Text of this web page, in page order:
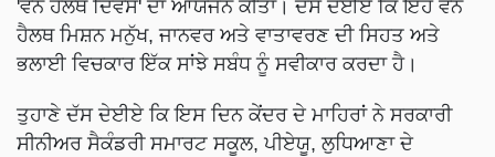
'ਵਨ ਹੈਲਥ ਦਿਵਸ' ਦਾ ਆਯੋਜਨ ਕੀਤਾ। ਦੱਸ ਦੇਈਏ ਕਿ ਇਹ ਵਨ
ਹੈਲਥ ਮਿਸ਼ਨ ਮਨੁੱਖ, ਜਾਨਵਰ ਅਤੇ ਵਾਤਾਵਰਣ ਦੀ ਸਿਹਤ ਅਤੇ
ਭਲਾਈ ਵਿਚਕਾਰ ਇੱਕ ਸਾਂਝੇ ਸਬੰਧ ਨੂੰ ਸਵੀਕਾਰ ਕਰਦਾ ਹੈ।
ਤੁਹਾਣੇ ਦੱਸ ਦੇਈਏ ਕਿ ਇਸ ਦਿਨ ਕੇਂਦਰ ਦੇ ਮਾਹਿਰਾਂ ਨੇ ਸਰਕਾਰੀ
ਸੀਨੀਅਰ ਸੈਕੰਡਰੀ ਸਮਾਰਟ ਸਕੂਲ, ਪੀਏਯੂ, ਲੁਧਿਆਣਾ ਦੇ